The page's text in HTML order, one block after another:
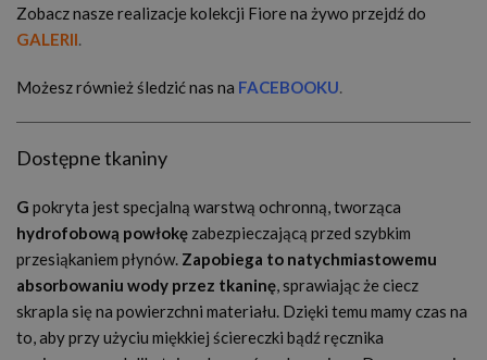
Zobacz nasze realizacje kolekcji Fiore na żywo przejdź do
GALERII.
Możesz również śledzić nas na FACEBOOKU.
Dostępne tkaniny
G pokryta jest specjalną warstwą ochronną, tworząca
hydrofobową powłokę zabezpieczającą przed szybkim
przesiąkaniem płynów. Zapobiega to natychmiastowemu
absorbowaniu wody przez tkaninę, sprawiając że ciecz
skrapla się na powierzchni materiału. Dzięki temu mamy czas na
to, aby przy użyciu miękkiej ściereczki bądź ręcznika